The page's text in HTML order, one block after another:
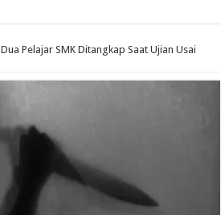
Dua Pelajar SMK Ditangkap Saat Ujian Usai